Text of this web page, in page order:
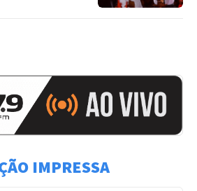
IMPRESSA